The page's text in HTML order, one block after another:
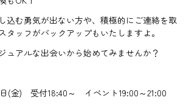
込む勇気が出ない方や、積極的にご連絡を取
タッフがバックアップもいたしますよ。
ュアルな出会いから始めてみませんか？
日(金) 受付18:40～ イベント19:00～21:00